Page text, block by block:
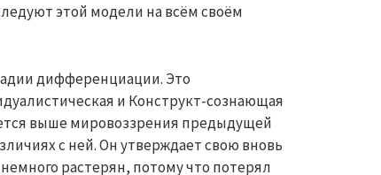
этой модели на всём своём
дифференциации. Это
и Конструкт-сознающая
выше мировоззрения предыдущей
с ней. Он утверждает свою вновь
растерян, потому что потерял